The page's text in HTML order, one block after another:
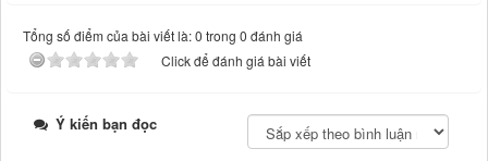
Tổng số điểm của bài viết là: 0 trong 0 đánh giá
Click để đánh giá bài viết
Ý kiến bạn đọc